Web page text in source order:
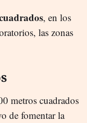
, en los
las zonas
metros cuadrados
de fomentar la